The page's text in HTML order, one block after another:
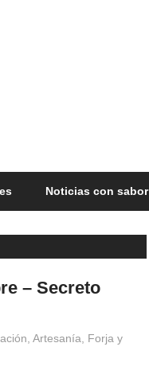
Noticias con sabor
– Secreto
,Artesanía
Forja y